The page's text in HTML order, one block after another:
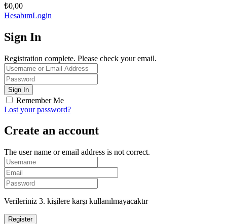
₺0,00
HesabımLogin
Sign In
Registration complete. Please check your email.
Remember Me
Lost your password?
Create an account
The user name or email address is not correct.
Verileriniz 3. kişilere karşı kullanılmayacaktır